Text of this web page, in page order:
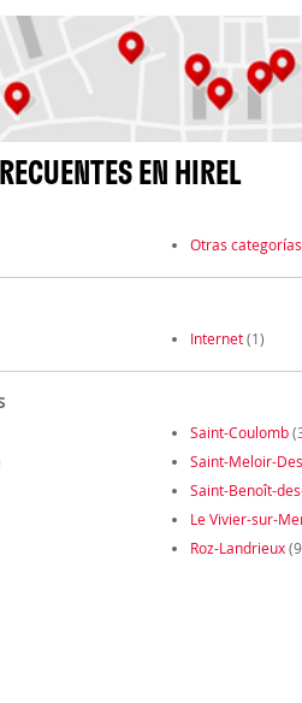
EN HIREL
Otras categorías
Internet(1)
Saint-Coulomb
Saint-Meloir-
Saint-Benoît-
Le Vivier-sur-
Roz-Landrieux